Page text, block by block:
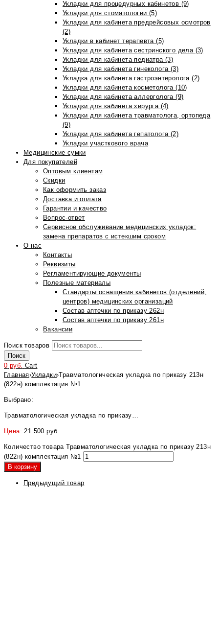
Укладки для процедурных кабинетов (9)
Укладки для стоматологии (5)
Укладки для кабинета предрейсовых осмотров
(2)
Укладки в кабинет терапевта (5)
Укладки для кабинета сестринского дела (3)
Укладки для кабинета педиатра (3)
Укладки для кабинета гинеколога (3)
Укладка для кабинета гастроэнтеролога (2)
Укладки для кабинета косметолога (10)
Укладки для кабинета аллерголога (9)
Укладки для кабинета хирурга (4)
Укладки для кабинета травматолога, ортопеда
(9)
Укладки для кабинета гепатолога (2)
Укладки участкового врача
Медицинские сумки
Для покупателей
Оптовым клиентам
Скидки
Как оформить заказ
Доставка и оплата
Гарантии и качество
Вопрос-ответ
Сервисное обслуживание медицинских укладок:
замена препаратов с истекшим сроком
О нас
Контакты
Реквизиты
Регламентирующие документы
Полезные материалы
Стандарты оснащения кабинетов (отделений,
центров) медицинских организаций
Состав аптечки по приказу 262н
Состав аптечки по приказу 261н
Вакансии
Поиск товаров
Поиск
0 руб. Cart
Главная›Укладки›Травматологическая укладка по приказу 213н
(822н) комплектация №1
Выбрано:
Травматологическая укладка по приказу…
Цена:21 500 руб.
Количество товара Травматологическая укладка по приказу 213н
(822н) комплектация №1
В корзину
Предыдущий товар